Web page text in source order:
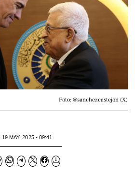
Foto: @sanchezcastejon (X)
19 MAY. 2025 - 09:41